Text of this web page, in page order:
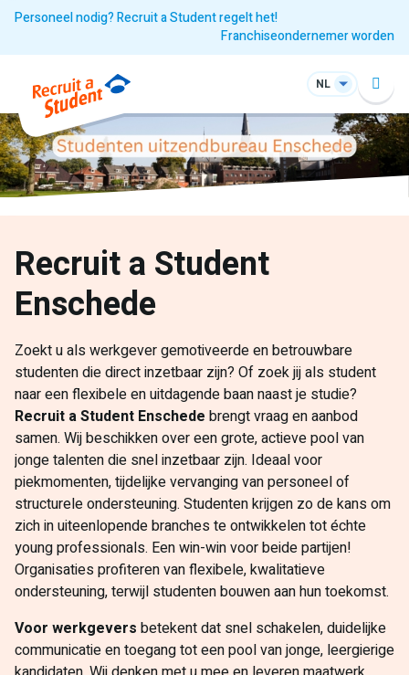
Personeel nodig? Recruit a Student regelt het!
Franchiseondernemer worden
NL
Recruit a Student
Enschede
Zoekt u als werkgever gemotiveerde en betrouwbare
studenten die direct inzetbaar zijn? Of zoek jij als student
naar een flexibele en uitdagende baan naast je studie?
Recruit a Student Enschede brengt vraag en aanbod
samen. Wij beschikken over een grote, actieve pool van
jonge talenten die snel inzetbaar zijn. Ideaal voor
piekmomenten, tijdelijke vervanging van personeel of
structurele ondersteuning. Studenten krijgen zo de kans om
zich in uiteenlopende branches te ontwikkelen tot échte
young professionals. Een win-win voor beide partijen!
Organisaties profiteren van flexibele, kwalitatieve
ondersteuning, terwijl studenten bouwen aan hun toekomst.
Voor werkgevers betekent dat snel schakelen, duidelijke
communicatie en toegang tot een pool van jonge, leergierige